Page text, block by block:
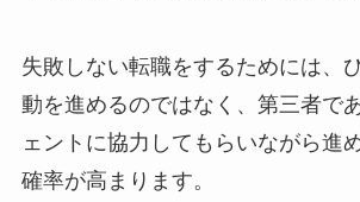
失敗しない転職をするためには、
動を進めるのではなく、第三者で
ェントに協力してもらいながら進
確率が高まります。